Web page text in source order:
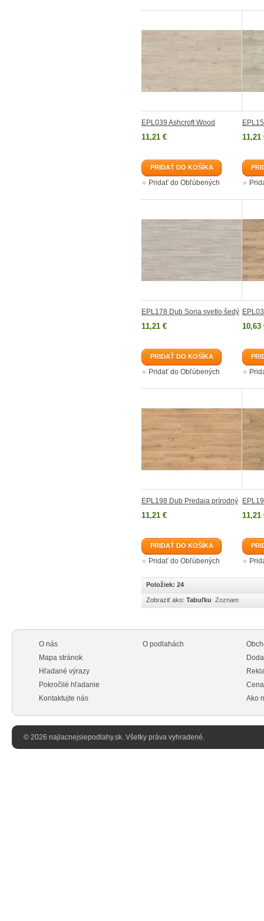
EPL039 Ashcroft Wood
11,21 €
PRIDAŤ DO KOŠÍKA
Pridať do Obľúbených
11,21
EPL178 Dub Soria svetlo šedý
11,21 €
PRIDAŤ DO KOŠÍKA
Pridať do Obľúbených
10,63
EPL198 Dub Predaia prírodný
11,21 €
PRIDAŤ DO KOŠÍKA
Pridať do Obľúbených
11,21
Položiek: 24
Zobraziť ako: Tabuľku Zoznam
O nás
Mapa stránok
Hľadané výrazy
Pokročilé hľadanie
Kontaktujte nás
O podlahách
Ako
© 2026 najlacnejsiepodlahy.sk. Všetky práva vyhradené.